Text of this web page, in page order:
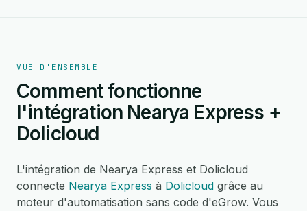
VUE D'ENSEMBLE
Comment fonctionne
l'intégration Nearya Express +
Dolicloud
L'intégration de Nearya Express et Dolicloud
connecte Nearya Express à Dolicloud grâce au
moteur d'automatisation sans code d'eGrow. Vous